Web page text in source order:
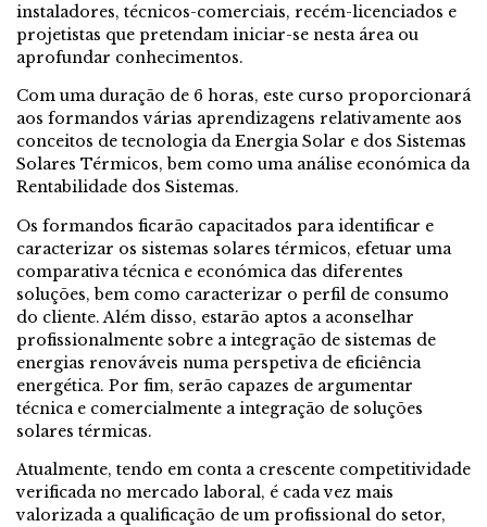
instaladores, técnicos-comerciais, recém-licenciados e
projetistas que pretendam iniciar-se nesta área ou
aprofundar conhecimentos.
Com uma duração de 6 horas, este curso proporcionará
aos formandos várias aprendizagens relativamente aos
conceitos de tecnologia da Energia Solar e dos Sistemas
Solares Térmicos, bem como uma análise económica da
Rentabilidade dos Sistemas.
Os formandos ficarão capacitados para identificar e
caracterizar os sistemas solares térmicos, efetuar uma
comparativa técnica e económica das diferentes
soluções, bem como caracterizar o perfil de consumo
do cliente. Além disso, estarão aptos a aconselhar
profissionalmente sobre a integração de sistemas de
energias renováveis numa perspetiva de eficiência
energética. Por fim, serão capazes de argumentar
técnica e comercialmente a integração de soluções
solares térmicas.
Atualmente, tendo em conta a crescente competitividade
verificada no mercado laboral, é cada vez mais
valorizada a qualificação de um profissional do setor,